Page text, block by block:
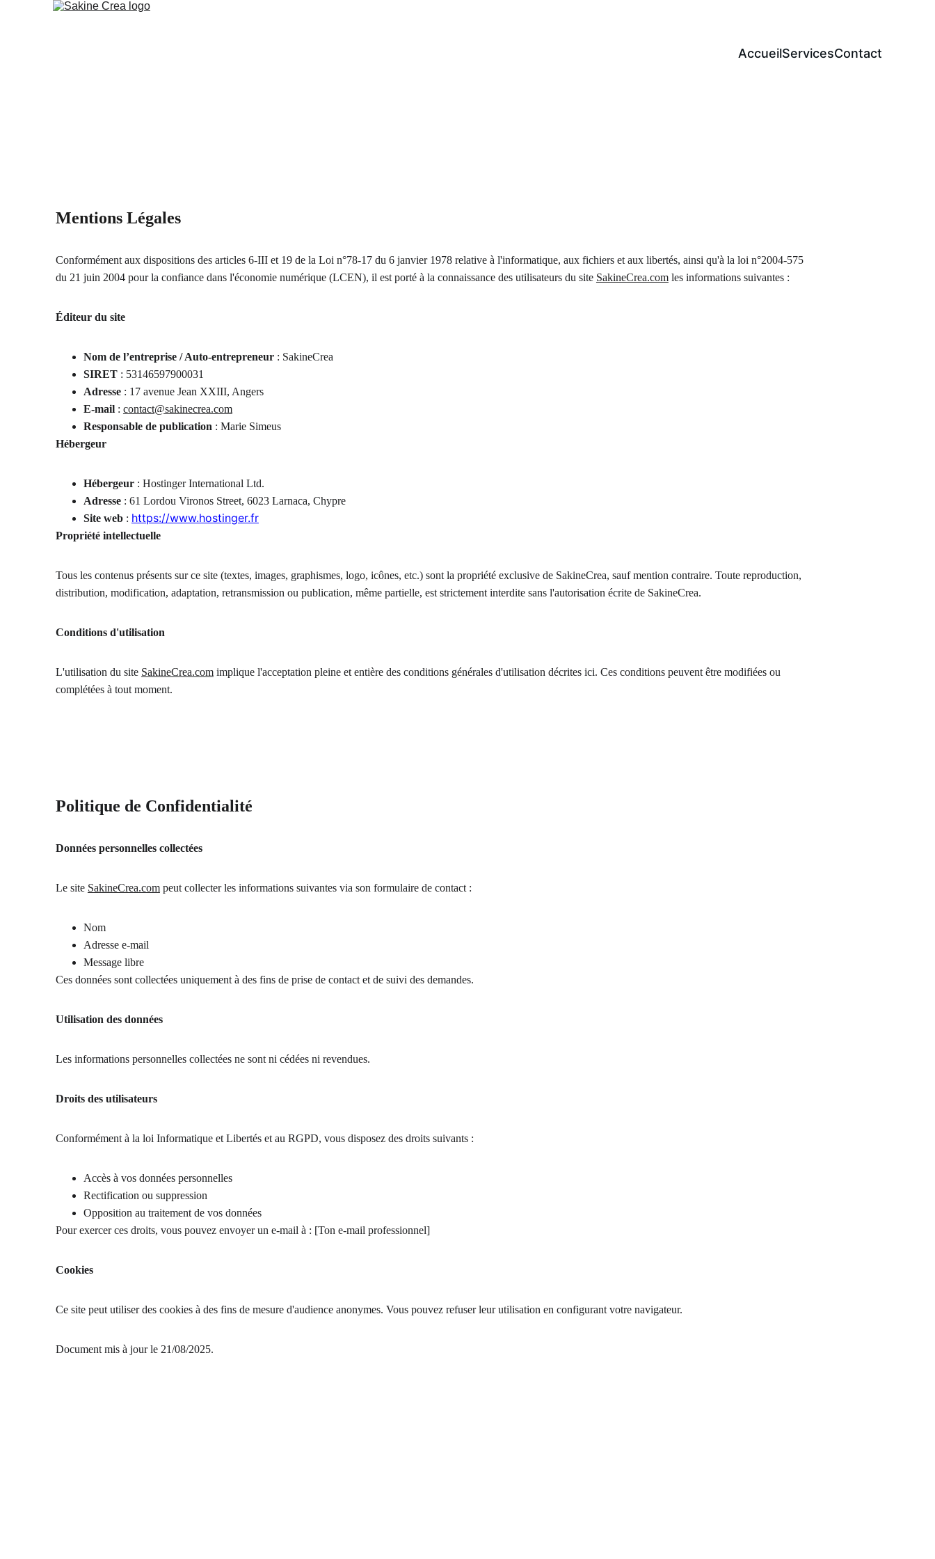
AccueilServicesContact
Mentions Légales
Conformément aux dispositions des articles 6-III et 19 de la Loi n°78-17 du 6 janvier 1978 relative à l'informatique, aux fichiers et aux libertés, ainsi qu'à la loi n°2004-575
du 21 juin 2004 pour la confiance dans l'économie numérique (LCEN), il est porté à la connaissance des utilisateurs du site SakineCrea.com les informations suivantes :
Éditeur du site
Nom de l’entreprise / Auto-entrepreneur : SakineCrea
SIRET : 53146597900031
Adresse : 17 avenue Jean XXIII, Angers
E-mail : contact@sakinecrea.com
Responsable de publication : Marie Simeus
Hébergeur
Hébergeur : Hostinger International Ltd.
Adresse : 61 Lordou Vironos Street, 6023 Larnaca, Chypre
Site web : https://www.hostinger.fr
Propriété intellectuelle
Tous les contenus présents sur ce site (textes, images, graphismes, logo, icônes, etc.) sont la propriété exclusive de SakineCrea, sauf mention contraire. Toute reproduction,
distribution, modification, adaptation, retransmission ou publication, même partielle, est strictement interdite sans l'autorisation écrite de SakineCrea.
Conditions d'utilisation
L'utilisation du site SakineCrea.com implique l'acceptation pleine et entière des conditions générales d'utilisation décrites ici. Ces conditions peuvent être modifiées ou
complétées à tout moment.
Politique de Confidentialité
Données personnelles collectées
Le site SakineCrea.com peut collecter les informations suivantes via son formulaire de contact :
Nom
Adresse e-mail
Message libre
Ces données sont collectées uniquement à des fins de prise de contact et de suivi des demandes.
Utilisation des données
Les informations personnelles collectées ne sont ni cédées ni revendues.
Droits des utilisateurs
Conformément à la loi Informatique et Libertés et au RGPD, vous disposez des droits suivants :
Accès à vos données personnelles
Rectification ou suppression
Opposition au traitement de vos données
Pour exercer ces droits, vous pouvez envoyer un e-mail à : [Ton e-mail professionnel]
Cookies
Ce site peut utiliser des cookies à des fins de mesure d'audience anonymes. Vous pouvez refuser leur utilisation en configurant votre navigateur.
Document mis à jour le 21/08/2025.